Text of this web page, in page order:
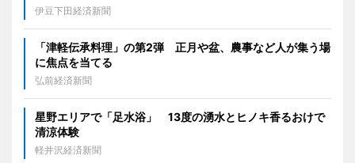
伊豆下田経済新聞
「津軽伝承料理」の第2弾 正月や盆、農事など人が集う場
に焦点を当てる
弘前経済新聞
星野エリアで「足水浴」 13度の湧水とヒノキ香るおけで
清涼体験
軽井沢経済新聞